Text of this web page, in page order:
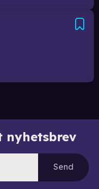
nyhetsbrev
Send